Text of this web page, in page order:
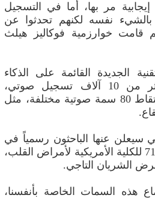
مر بها، أما في التسجيل
بالشيء نفسه لكنهم تحدثوا عن
قامت خوارزمية فوكاليز هيلث
الجديدة القائمة على الذكاء
الاصطناعي باستخدام أكثر من 10 آلاف تسجيل صوتي،
مشيرين إلى أنها يمكنها التقاط 80 سمة صوتية مختلفة، مثل
سيعلن عنها الباحثون رسمياً في
المؤتمر العلمي السنوي الـ71 للكلية الأمريكية لأمراض القلب،
الشريان التاجي.
هذه السمات الخاصة بأنفسنا،